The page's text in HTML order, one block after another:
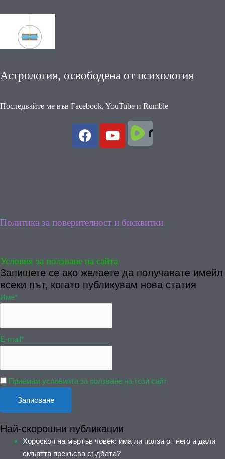
Астрология, освободена от психология
Последвайте ме във Facebook, YouTube и Rumble
Политика за поверителност и бисквитки
Условия за ползване на сайта
Запишете се ако желаете да получавате имейл
всеки път, когато публикувам нова статия
Име*
E-mail*
Приемам условията за ползване на този сайт
Най-скорошни публикации
Хороскоп на мъртъв човек: има ли ползи от него и дали
смъртта прекъсва съдбата?